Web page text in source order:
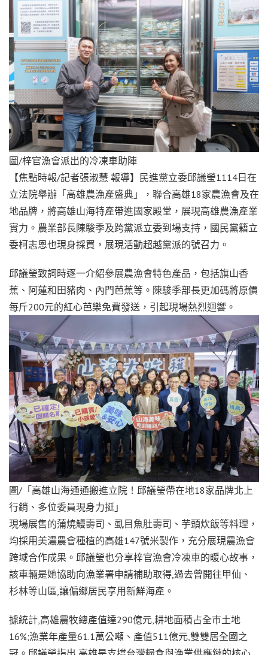
圖/梓官漁會派出的冷凍車助陣
【焦點時報/記者張淑慧 報導】民進黨立委邱議瑩1114日在
立法院舉辦「高雄農漁產盛典」，聯合高雄18家農漁會及在
地品牌，將高雄山海特產帶進國家殿堂，展現高雄農漁產業
實力。農業部長陳駿季及跨黨派立委到場支持，國民黨籍立
委柯志恩也現身採買，展現活動超越黨派的號召力。
邱議瑩致詞時逐一介紹參展農漁會特色產品，包括旗山香
蕉、阿蓮和田豬肉、內門芭蕉等。陳駿季部長更加碼將原價
每斤200元的紅心芭樂免費發送，引起現場熱烈迴響。
圖/「高雄山海通通搬進立院！邱議瑩帶在地18家品牌北上
行銷、多位委員現身力挺」
現場展售的蒲燒鰻壽司、虱目魚肚壽司、芋頭炊飯等料理，
均採用美濃農會種植的高雄147號米製作，充分展現農漁會
跨域合作成果。邱議瑩也分享梓官漁會冷凍車的暖心故事，
該車輛是她協助向漁業署申請補助取得,過去曾開往甲仙、
杉林等山區,讓偏鄉居民享用新鮮海產。
據統計,高雄農牧總產值達290億元,耕地面積占全市土地
16%;漁業年產量61.1萬公噸、產值511億元,雙雙居全國之